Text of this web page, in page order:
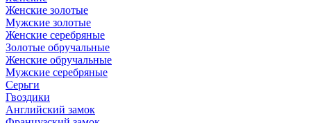
Женские золотые
Мужские золотые
Женские серебряные
Золотые обручальные
Женские обручальные
Мужские серебряные
Серьги
Гвоздики
Английский замок